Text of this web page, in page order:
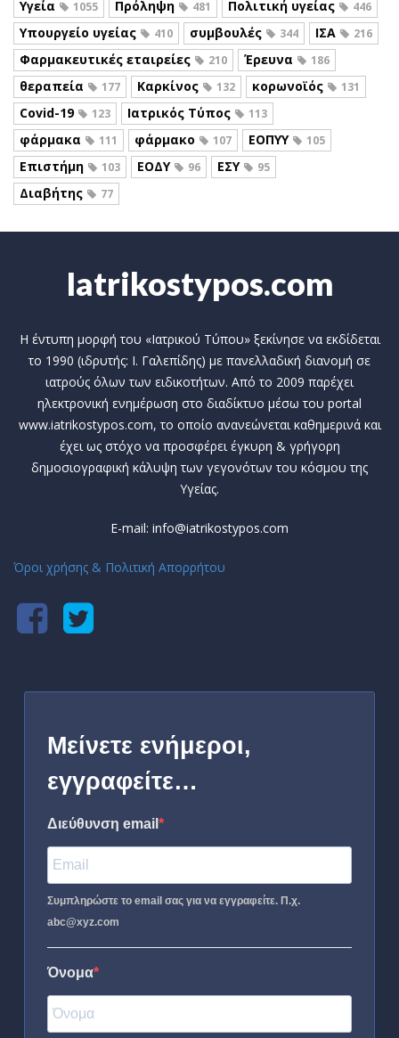
Υγεία 1055 Πρόληψη 481 Πολιτική υγείας 446
Υπουργείο υγείας 410 συμβουλές 344 ΙΣΑ 216
Φαρμακευτικές εταιρείες 210 Έρευνα 186
θεραπεία 177 Καρκίνος 132 κορωνοϊός 131
Covid-19 123 Ιατρικός Τύπος 113
φάρμακα 111 φάρμακο 107 ΕΟΠΥΥ 105
Επιστήμη 103 ΕΟΔΥ 96 ΕΣΥ 95
Διαβήτης 77
Iatrikostypos.com
Η έντυπη μορφή του «Ιατρικού Τύπου» ξεκίνησε να εκδίδεται
το 1990 (ιδρυτής: Ι. Γαλεπίδης) με πανελλαδική διανομή σε
ιατρούς όλων των ειδικοτήτων. Από το 2009 παρέχει
ηλεκτρονική ενημέρωση στο διαδίκτυο μέσω του portal
www.iatrikostypos.com, το οποίο ανανεώνεται καθημερινά και
έχει ως στόχο να προσφέρει έγκυρη & γρήγορη
δημοσιογραφική κάλυψη των γεγονότων του κόσμου της
Υγείας.
E-mail: info@iatrikostypos.com
Όροι χρήσης & Πολιτική Απορρήτου
Μείνετε ενήμεροι,
εγγραφείτε…
Διεύθυνση email
Συμπληρώστε το email σας για να εγγραφείτε. Π.χ.
abc@xyz.com
Όνομα